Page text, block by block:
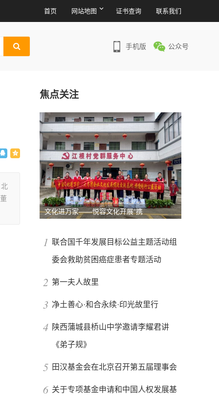
首页 网站地图 证书查询 联系我们
手机版 公众号
焦点关注
文化进万家——悦容文化开展“携
1 联合国千年发展目标公益主题活动组
委会救助贫困癌症患者专题活动
2 第一夫人故里
3 净土善心·和合永续·印光故里行
4 陕西蒲城县桥山中学邀请李耀君讲
《弟子规》
5 田汉基金会在北京召开第五届理事会
6 关于专项基金申请和中国人权发展基